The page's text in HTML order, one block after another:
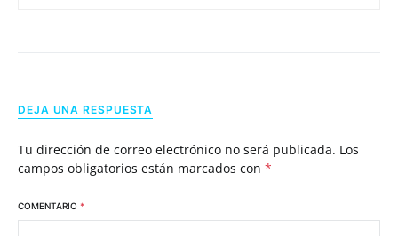
DEJA UNA RESPUESTA
Tu dirección de correo electrónico no será publicada. Los
campos obligatorios están marcados con *
COMENTARIO *